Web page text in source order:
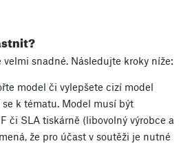
snadné. Následujte kroky níže:
model či vylepšete cizí model
k tématu. Model musí být
či SLA tiskárně (libovolný výrobce a
že pro účast v soutěži je nutné